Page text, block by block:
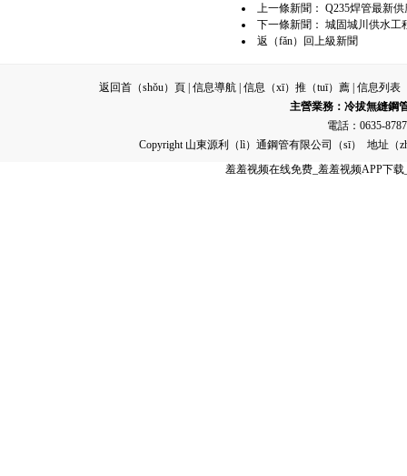
上一條新聞： Q235焊管最新供
下一條新聞： 城固城川供水工
返（fǎn）回上級新聞
返回首（shǒu）頁| 信息導航| 信息（xī）推（tuī）薦| 信息列表
主營業務： 冷拔無縫鋼
電話：0635-
Copyright 山東源利（lì）通鋼管有限公司（sī） 地址
羞羞视频在线免费_羞羞视频APP下